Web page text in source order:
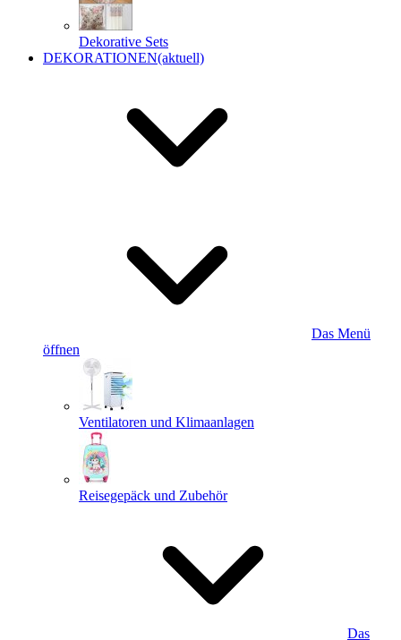
Dekorative Sets
DEKORATIONEN(aktuell)
Das Menü
öffnen
Ventilatoren und Klimaanlagen
Reisegepäck und Zubehör
Das